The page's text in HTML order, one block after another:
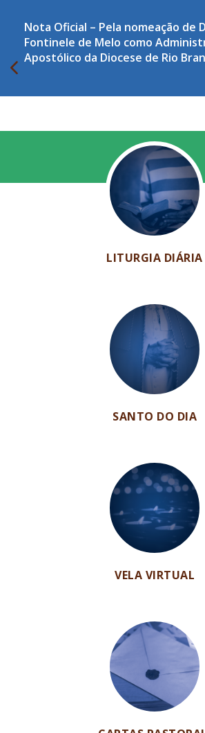
Nota Oficial – Pela nomeação de
Fontinele de Melo como
Apostólico da Diocese de Rio
LITURGIA DIÁRIA
SANTO DO DIA
VELA VIRTUAL